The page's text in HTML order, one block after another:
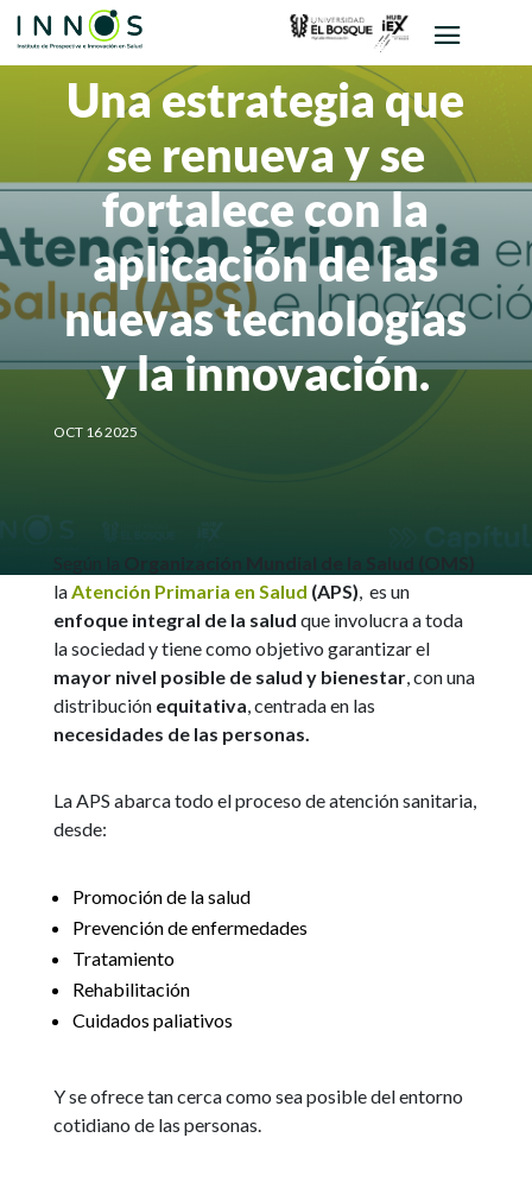
Una estrategia que
se renueva y se
fortalece con la
aplicación de las
nuevas tecnologías
y la innovación.
OCT 16 2025
Organización Mundial de la Salud (OMS)
laAtención Primaria en Salud (APS), es un
enfoque integral de la salud que involucra a toda
la sociedad y tiene como objetivo garantizar el
mayor nivel posible de salud y bienestar, con una
distribución equitativa, centrada en las
necesidades de las personas.
La APS abarca todo el proceso de atención sanitaria,
desde:
Promoción de la salud
Prevención de enfermedades
Tratamiento
Rehabilitación
Cuidados paliativos
Y se ofrece tan cerca como sea posible del entorno
cotidiano de las personas.